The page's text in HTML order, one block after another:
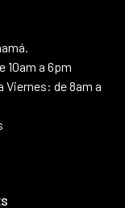
10am a 6pm
de 8am a